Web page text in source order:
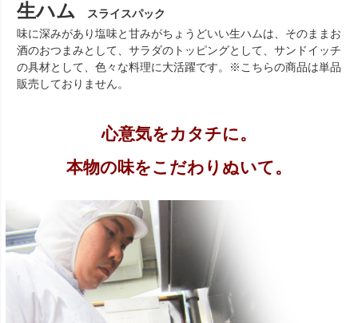
生ハム スライスパック
味に深みがあり塩味と甘みがちょうどいい生ハムは、そのままお
酒のおつまみとして、サラダのトッピングとして、サンドイッチ
の具材として、色々な料理に大活躍です。※こちらの商品は単品
販売しておりません。
心意気をカタチに。
本物の味をこだわりぬいて。